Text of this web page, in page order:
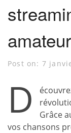
Post on: 7
D
Grâce
vos chansons